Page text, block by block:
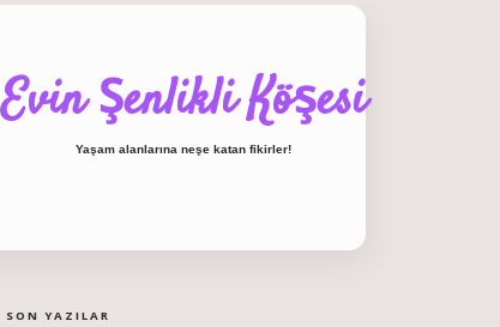
Evin Şenlikli Köşesi
Yaşam alanlarına neşe katan fikirler!
SON YAZILAR